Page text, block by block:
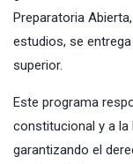
Preparatoria
estudios, se
superior.
Este programa
constitucional y a la
garantizando el